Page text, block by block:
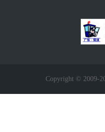
Copyright © 2009-